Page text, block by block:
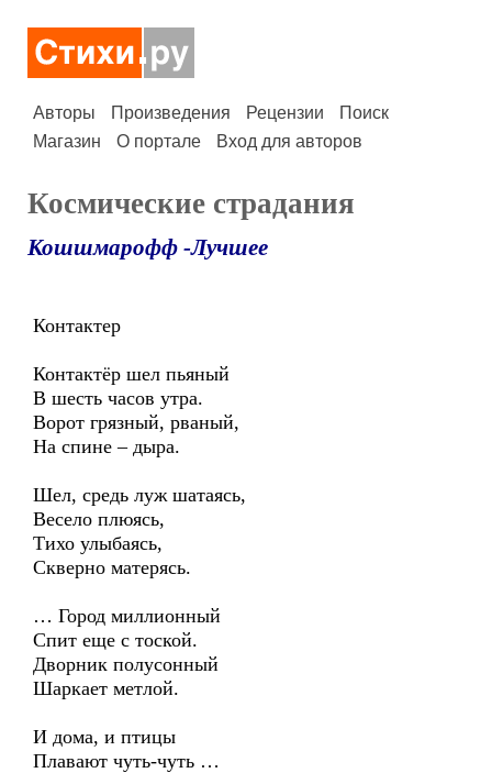
Авторы Произведения Рецензии
Поиск
Магазин
О портале Вход для авторов
Космические страдания
Кошшмарофф -Лучшее
Контактер
Контактёр шел пьяный
В шесть часов утра.
Ворот грязный, рваный,
На спине – дыра.
Шел, средь луж шатаясь,
Весело плюясь,
Тихо улыбаясь,
Скверно матерясь.
… Город миллионный
Спит еще с тоской.
Дворник полусонный
Шаркает метлой.
И дома, и птицы
Плавают чуть-чуть …